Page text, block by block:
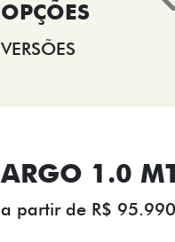
VERSÕES
ARGO 1.0
a partir de R$